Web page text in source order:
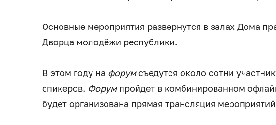
Основные мероприятия развернутся в залах Дома
Дворца молодёжи республики.
В этом году на форумсъедутся около сотни
спикеров. Форумпройдет в комбинированном
будет организована прямая трансляция